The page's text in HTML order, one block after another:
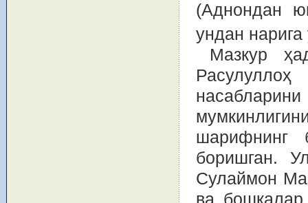
(Аднондан
ундан
Мазкур
шарифнинг
боришган.
Сулаймон
ва